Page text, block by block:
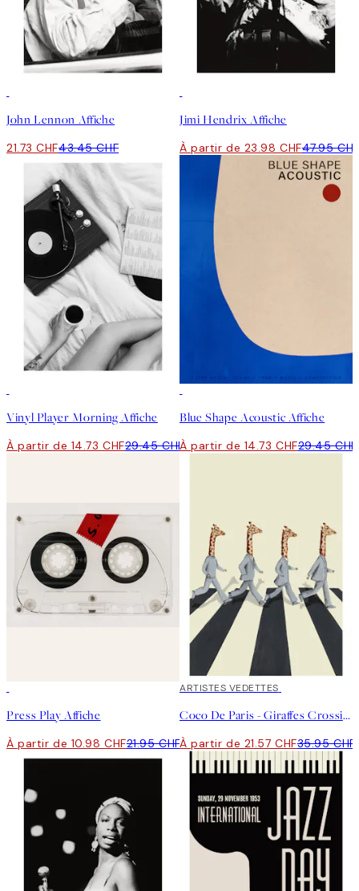
John Lennon Affiche
21.73 CHF43.45 CHF
Jimi Hendrix Affiche
À partir de 23.98 CHF47.95 CHF
Vinyl Player Morning Affiche
À partir de 14.73 CHF29.45 CHF
Blue Shape Acoustic Affiche
À partir de 14.73 CHF29.45 CHF
Press Play Affiche
À partir de 10.98 CHF21.95 CHF
40%*
ARTISTES VEDETTES
Coco De Paris - Giraffes Crossing the Road Affiche
À partir de 21.57 CHF35.95 CHF